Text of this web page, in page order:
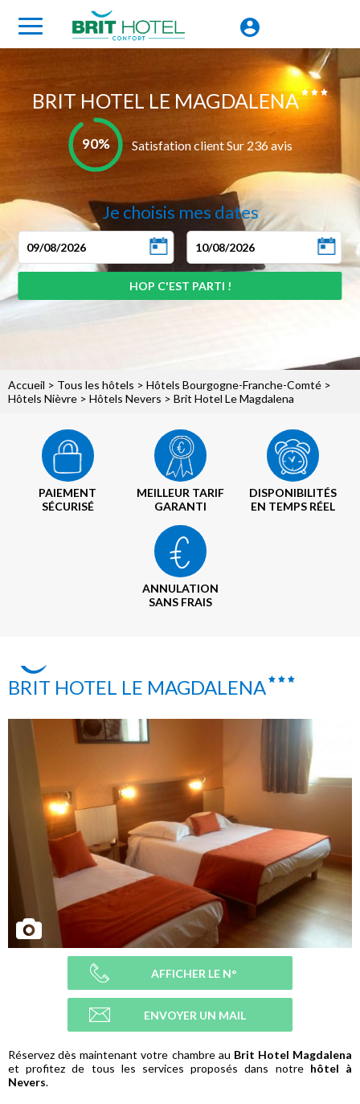
BRIT HOTEL LE MAGDALENA
90% Satisfation client Sur 236 avis
Je choisis mes dates
Accueil > Tous les hôtels > Hôtels Bourgogne-Franche-Comté >
Hôtels Nièvre > Hôtels Nevers > Brit Hotel Le Magdalena
PAIEMENT
SÉCURISÉ
MEILLEUR TARIF
GARANTI
DISPONIBILITÉS
EN TEMPS RÉEL
ANNULATION
SANS FRAIS
BRIT HOTEL LE MAGDALENA
AFFICHER LE N°
ENVOYER UN MAIL
Réservez dès maintenant votre chambre au Brit Hotel Magdalena
et profitez de tous les services proposés dans notre hôtel à
Nevers.